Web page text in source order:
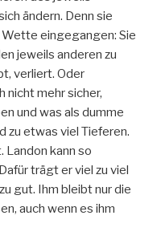
ändern. Denn sie
eingegangen: Sie
jeweils anderen zu
verliert. Oder
nicht mehr sicher,
und was als dumme
zu etwas viel Tieferen.
Landon kann so
trägt er viel zu viel
gut. Ihm bleibt nur die
auch wenn es ihm